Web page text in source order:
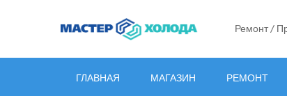
Ремонт /
ГЛАВНАЯ МАГАЗИН РЕМОНТ